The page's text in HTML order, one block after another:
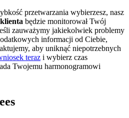
przetwarzania wybierzesz, nasz
klienta będzie monitorował Twój
zauważymy jakiekolwiek problemy
informacji od Ciebie,
aby uniknąć niepotrzebnych
teraz i wybierz czas
Twojemu harmonogramowi